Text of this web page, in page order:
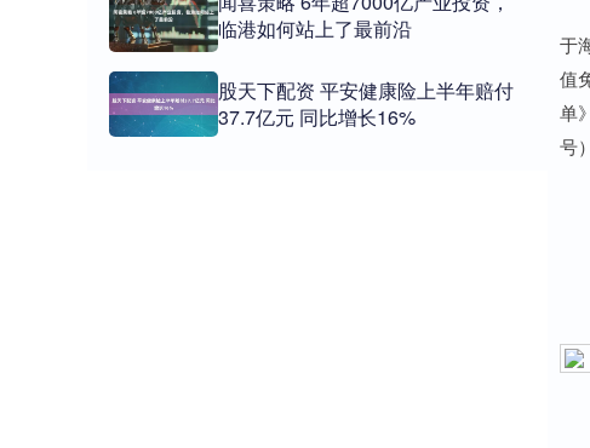
于
值
单
号
临港如何站上了最前沿
股天下配资 平安健康险上半年赔付
37.7亿元 同比增长16%